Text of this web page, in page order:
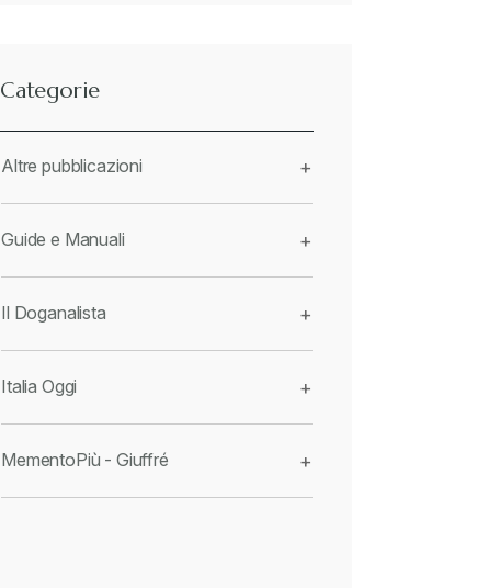
Categorie
Altre pubblicazioni +
Guide e Manuali +
Il Doganalista +
Italia Oggi +
MementoPiù - Giuffré +